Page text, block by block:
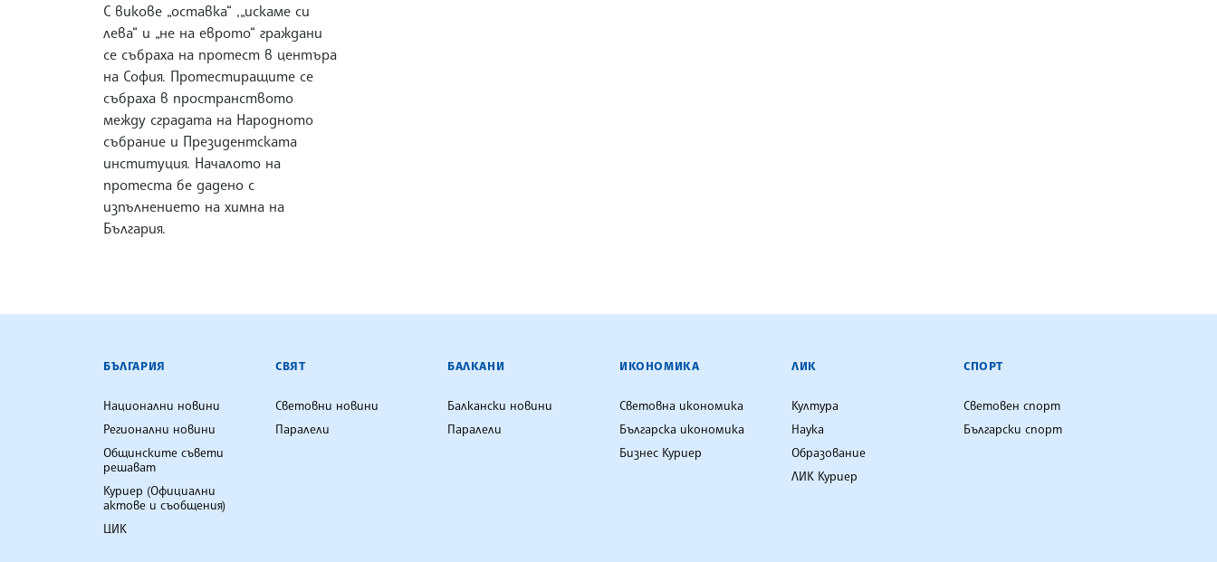
С викове „оставка“ ,„искаме си
лева“ и „не на еврото“ граждани
се събраха на протест в центъра
на София. Протестиращите се
събраха в пространството
между сградата на Народното
събрание и Президентската
институция. Началото на
протеста бе дадено с
изпълнението на химна на
България.
БЪЛГАРСКА ТЕЛЕГРАФНА АГЕНЦИЯ
БЪЛГАРИЯ
Национални новини
Регионални новини
Общинските съвети
решават
Куриер (Официални
актове и съобщения)
ЦИК
СВЯТ
Световни новини
Паралели
БАЛКАНИ
Балкански новини
Паралели
ИКОНОМИКА
Световна икономика
Българска икономика
Бизнес Куриер
ЛИК
Култура
Наука
Образование
ЛИК Куриер
СПОРТ
Световен спорт
Български спорт